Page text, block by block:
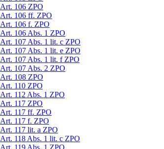
Art. 106 ZPO
Art. 106 ff. ZPO
Art. 106 f. ZPO
Art. 106 Abs. 1 ZPO
Art. 107 Abs. 1 lit. c ZPO
Art. 107 Abs. 1 lit. e ZPO
Art. 107 Abs. 1 lit. f ZPO
Art. 107 Abs. 2 ZPO
Art. 108 ZPO
Art. 110 ZPO
Art. 112 Abs. 1 ZPO
Art. 117 ZPO
Art. 117 ff. ZPO
Art. 117 f. ZPO
Art. 117 lit. a ZPO
Art. 118 Abs. 1 lit. c ZPO
Art. 119 Abs. 1 ZPO